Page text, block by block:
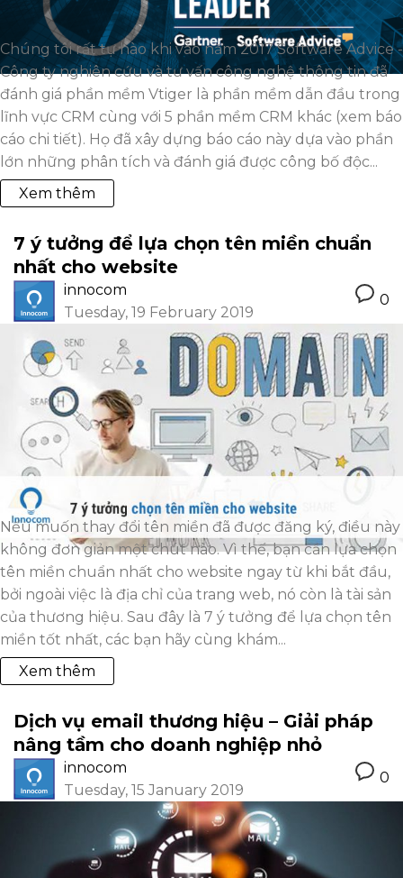
Chúng tôi rất tự hào khi vào năm 2017 Software Advice -
Công ty nghiên cứu và tư vấn công nghệ thông tin đã
đánh giá phần mềm Vtiger là phần mềm dẫn đầu trong
lĩnh vực CRM cùng với 5 phần mềm CRM khác (xem báo
cáo chi tiết). Họ đã xây dựng báo cáo này dựa vào phần
lớn những phân tích và đánh giá được công bố độc...
Xem thêm
7 ý tưởng để lựa chọn tên miền chuẩn
nhất cho website
innocom
Tuesday, 19 February 2019
0
Nếu muốn thay đổi tên miền đã được đăng ký, điều này
không đơn giản một chút nào. Vì thế, bạn cần lựa chọn
tên miền chuẩn nhất cho website ngay từ khi bắt đầu,
bởi ngoài việc là địa chỉ của trang web, nó còn là tài sản
của thương hiệu. Sau đây là 7 ý tưởng để lựa chọn tên
miền tốt nhất, các bạn hãy cùng khám...
Xem thêm
Dịch vụ email thương hiệu – Giải pháp
nâng tầm cho doanh nghiệp nhỏ
innocom
Tuesday, 15 January 2019
0